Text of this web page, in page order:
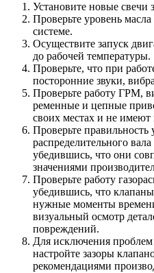
Установите новые свечи
Проверьте уровень
системе.
Осуществите запуск
до рабочей температуры.
Проверьте, что при
посторонние звуки,
Проверьте работу ГРМ,
ременные и цепные
своих местах и не
Проверьте правильность
распределительного
убедившись, что они
значениями
Проверьте работу
убедившись, что
нужные моменты
визуальный осмотр
повреждений.
Для исключения
настройте зазоры
рекомендациями